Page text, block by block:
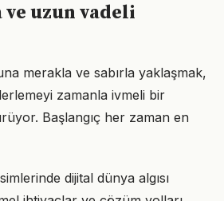
uzun vadeli
merakla ve sabırla yaklaşmak,
zamanla ivmeli bir
Başlangıç her zaman en
dijital dünya algısı